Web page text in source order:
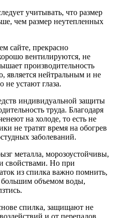
учитывать, что размер
чем размер неутепленных
сайте, прекрасно
вентилируются, не
производительность
является нейтральным и не
не устают глаза.
индивидуальной защиты
труда. Благодаря
на холоде, то есть не
не тратят время на обогрев
заболеваний.
металла, морозоустойчивы,
свойствами. Но при
из спилка важно помнить,
большим объемом воды,
спилка, защищают не
и от перепадов